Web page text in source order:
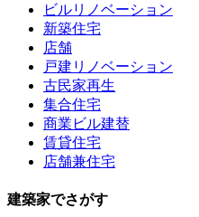
ビルリノベーション
新築住宅
店舗
戸建リノベーション
古民家再生
集合住宅
商業ビル建替
賃貸住宅
店舗兼住宅
建築家でさがす